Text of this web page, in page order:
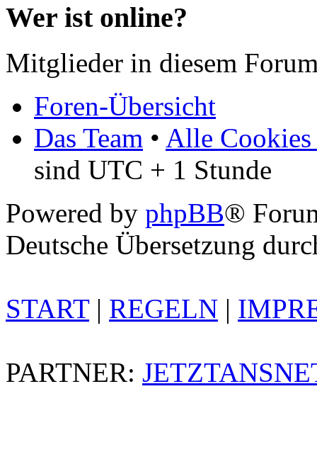
Wer ist online?
Mitglieder in diesem
Foren-Übersicht
Das Team • Alle Cookies
sind UTC + 1 Stunde
Powered by phpBB®
Deutsche Übersetzung
START| REGELN |
PARTNER: